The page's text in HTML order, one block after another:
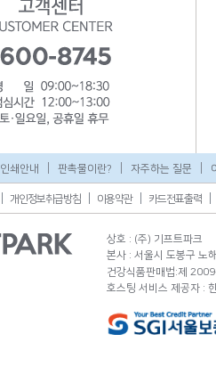
인쇄안내 판촉물이란? 자주하는 질문
개인정보취급방침 이용약관 카드전표출력
상호 : (주) 기프트파크
본사 : 서울시 도봉구 노
건강식품판매법:제
호스팅 서비스 제공자 :